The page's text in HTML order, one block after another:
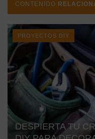
CONTENIDO
PROYECTOS DIY
DESPIERTA TU